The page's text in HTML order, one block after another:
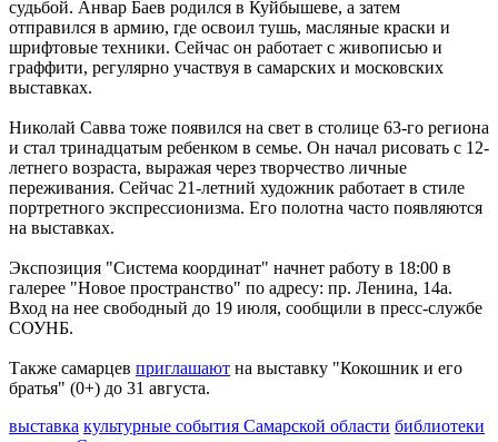
06.08.2026 | 11:22
В Роспотребнадзоре рассказали, что может ослабить
иммунитет летом
06.08.2026 | 11:12
В Самаре с экс-руководителя бюро МСЭ взыскали 1,7 млн
рублей уголовного штрафа
06.08.2026 | 11:07
В Самаре обсудили, как помочь с поиском работы
вернувшимся с передовой бойцам
06.08.2026 | 11:05
Передвижной флюорограф объедет два десятка сел
Похвистневского района
06.08.2026 | 11:00
Самарская область укрепит взаимодействие с Республикой
Индией
06.08.2026 | 11:00
В Самаре проверили ход обновления ОКН
06.08.2026 | 10:55
В Самарской области прошел фестиваль искусств "Репин
навсегда"
06.08.2026 | 10:47
судьбой. Анвар Баев родился в Куйбышеве, а затем
отправился в армию, где освоил тушь, масляные краски и
шрифтовые техники. Сейчас он работает с живописью и
граффити, регулярно участвуя в самарских и московских
выставках.
Николай Савва тоже появился на свет в столице 63-го региона
и стал тринадцатым ребенком в семье. Он начал рисовать с 12-
летнего возраста, выражая через творчество личные
переживания. Сейчас 21-летний художник работает в стиле
портретного экспрессионизма. Его полотна часто появляются
на выставках.
Экспозиция "Система координат" начнет работу в 18:00 в
галерее "Новое пространство" по адресу: пр. Ленина, 14а.
Вход на нее свободный до 19 июля, сообщили в пресс-службе
СОУНБ.
Также самарцев приглашают на выставку "Кокошник и его
братья" (0+) до 31 августа.
выставка культурные события Самарской области библиотеки